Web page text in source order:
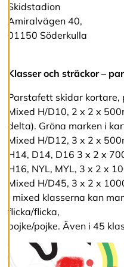
e
s
v
s
a
a
l
l
a
A
c
c
e
p
Skidstadion
Amiralvägen 40,
01150 Söderkulla
Klasser och sträckor –
Parstafett skidar kortare,
Mixed H/D10, 2 x 2 x
delta). Gröna marken i
Mixed H/D12, 3 x 2 x
H14, D14, D16 3 x 2 x
H16, NYL, MYL, 3 x 2 x
Mixed H/D45, 3 x 2 x
i mixed klasserna kan
flicka/flicka,
pojke/pojke. Även i 45